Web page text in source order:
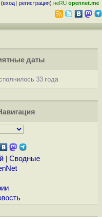
(вход | регистрация) неRU opennet.me
даты
33 года
| Сводные